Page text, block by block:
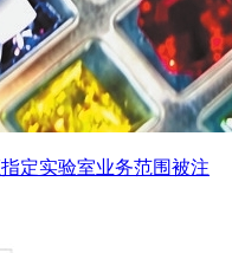
定实验室业务范围被注